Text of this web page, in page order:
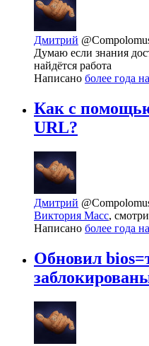
Дмитрий
Думаю если знания
найдётся работа
Написано более года
Как с
URL?
Дмитрий
Виктория Масс,
Написано более года
Обновил